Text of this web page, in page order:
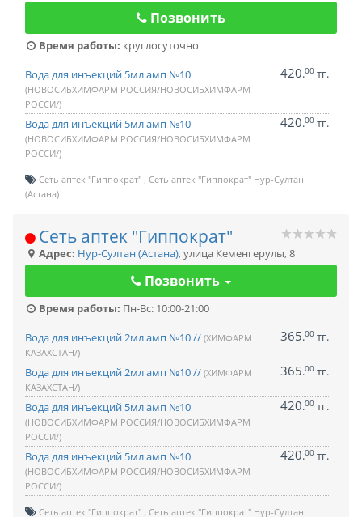
Позвонить
Время работы: круглосуточно
Вода для инъекций 5мл амп №10
(НОВОСИБХИМФАРМ РОССИЯ/НОВОСИБХИМФАРМ
РОССИ/)
420.00 тг.
Вода для инъекций 5мл амп №10
(НОВОСИБХИМФАРМ РОССИЯ/НОВОСИБХИМФАРМ
РОССИ/)
420.00 тг.
Сеть аптек "Гиппократ" Сеть аптек "Гиппократ" Нур-Султан
(Астана)
Сеть аптек "Гиппократ"
Адрес: Нур-Султан (Астана),улица Кеменгерулы, 8
Позвонить
Время работы: Пн-Вс: 10:00-21:00
Вода для инъекций 2мл амп №10 // (ХИМФАРМ
КАЗАХСТАН/)
365.00 тг.
Вода для инъекций 2мл амп №10 // (ХИМФАРМ
КАЗАХСТАН/)
365.00 тг.
Вода для инъекций 5мл амп №10
(НОВОСИБХИМФАРМ РОССИЯ/НОВОСИБХИМФАРМ
РОССИ/)
420.00 тг.
Вода для инъекций 5мл амп №10
(НОВОСИБХИМФАРМ РОССИЯ/НОВОСИБХИМФАРМ
РОССИ/)
420.00 тг.
Сеть аптек "Гиппократ" Сеть аптек "Гиппократ" Нур-Султан